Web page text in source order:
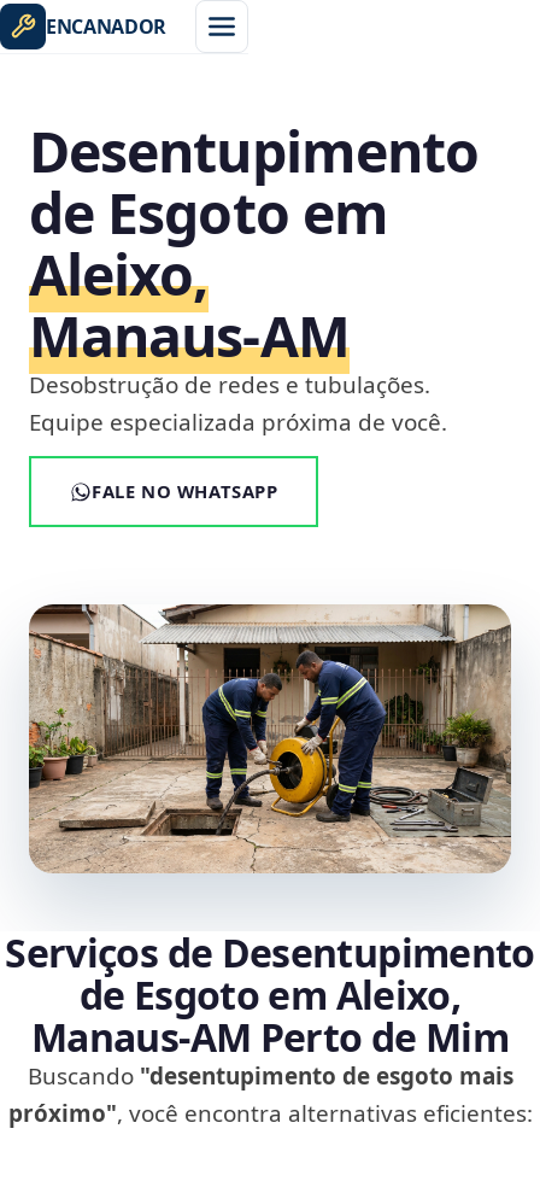
ENCANADOR
Desentupimento
de Esgoto em
Aleixo,
Manaus‑AM
Desobstrução de redes e tubulações.
Equipe especializada próxima de você.
FALE NO WHATSAPP
Serviços de Desentupimento
de Esgoto em Aleixo,
Manaus‑AM Perto de Mim
Buscando "desentupimento de esgoto mais
próximo", você encontra alternativas eficientes: